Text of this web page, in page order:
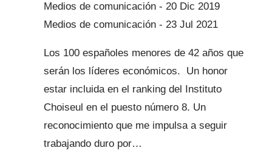
20 Dic 2019
23 Jul 2021
Los 100 españoles menores de 42 años que
serán los líderes económicos. Un honor
estar incluida en el ranking del Instituto
Choiseul en el puesto número 8. Un
reconocimiento que me impulsa a seguir
trabajando duro por…